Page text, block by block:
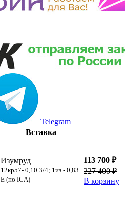
Telegram
Вставка
Изумруд
12кр57- 0,10 3/4; 1из.- 0,83
E (по ICA)
113 700 ₽
227 400 ₽
В корзину